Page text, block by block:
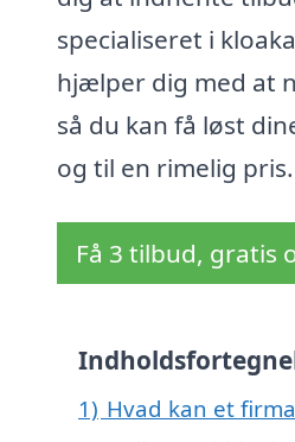
specialiseret i
hjælper dig med at
så du kan få løst
og til en rimelig pris.
Få 3 tilbud, gratis
1) Hvad kan et